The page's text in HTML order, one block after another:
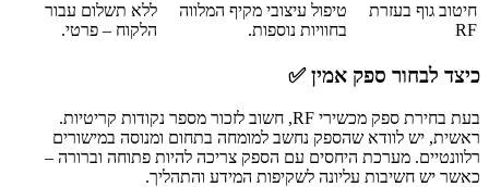
חיטוב גוף בעזרת
RF
טיפול עיצובי מקיף המלווה
בחוויות נוספות.
ללא תשלום עבור
הלקוח – פרטי.
כיצד לבחור ספק אמין ✅
בעת בחירת ספק מכשירי RF, חשוב לזכור מספר נקודות קריטיות.
ראשית, יש לוודא שהספק נחשב למומחה בתחום ומנוסה במישורים
רלוונטיים. מערכת היחסים עם הספק צריכה להיות פתוחה וברורה –
כאשר יש חשיבות עליונה לשקיפות המידע והתהליך.